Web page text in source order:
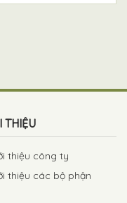
THIỆU
thiệu công ty
thiệu các bộ phận